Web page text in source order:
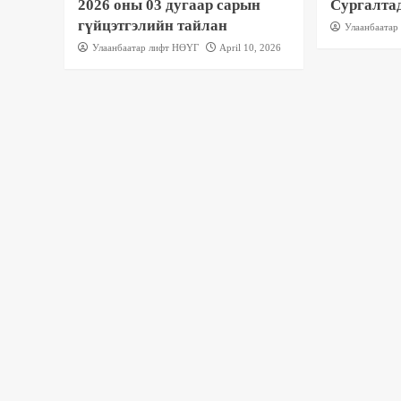
2026 оны 03 дугаар сарын
гүйцэтгэлийн тайлан
Улаанбаатар лифт НӨҮГ April 10, 2026